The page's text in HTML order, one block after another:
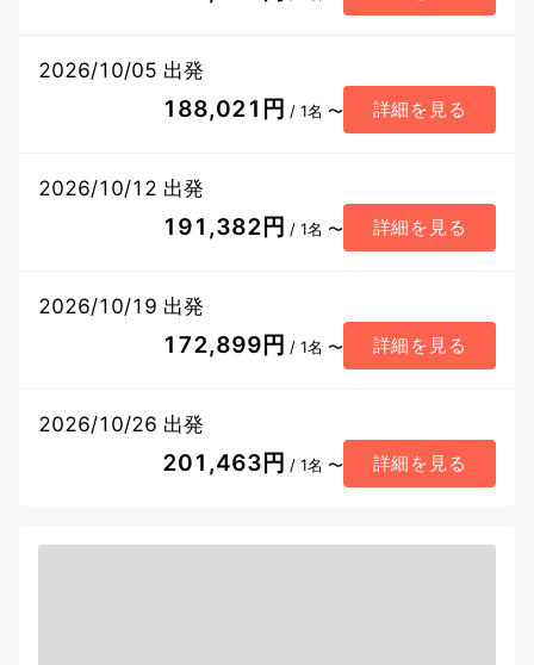
2026/10/05 出発
188,021円 / 1名 〜 詳細を見る
2026/10/12 出発
191,382円 / 1名 〜 詳細を見る
2026/10/19 出発
172,899円 / 1名 〜 詳細を見る
2026/10/26 出発
201,463円 / 1名 〜 詳細を見る